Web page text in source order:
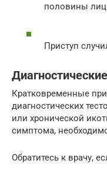
половины
Приступ
Кратковременные
диагностических
или хронической
симптома,
Обратитесь к врачу,